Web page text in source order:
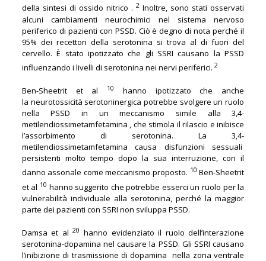
della sintesi di ossido nitrico .2 Inoltre, sono stati osservati
alcuni cambiamenti neurochimici nel sistema nervoso
periferico di pazienti con PSSD. Ciò è degno di nota perché il
95% dei recettori della serotonina si trova al di fuori del
cervello. È stato ipotizzato che gli SSRI causano la PSSD
influenzando i livelli di serotonina nei nervi periferici. 2
Ben-Sheetrit et al 10
hanno ipotizzato che anche
la neurotossicità serotoninergica potrebbe svolgere un ruolo
nella PSSD in un meccanismo simile alla 3,4-
metilendiossimetamfetamina , che stimola il rilascio e inibisce
l’assorbimento di serotonina. La 3,4-
metilendiossimetamfetamina causa disfunzioni sessuali
persistenti molto tempo dopo la sua interruzione, con il
danno assonale come meccanismo proposto. 10 Ben-Sheetrit
et al 10 hanno suggerito che potrebbe esserci un ruolo per la
vulnerabilità individuale alla serotonina, perché la maggior
parte dei pazienti con SSRI non sviluppa PSSD.
Damsa et al20 hanno evidenziato il ruolo dell’interazione
serotonina-dopamina nel causare la PSSD. Gli SSRI causano
l’inibizione di trasmissione di dopamina nella zona ventrale